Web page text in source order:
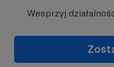
Wesprzyj